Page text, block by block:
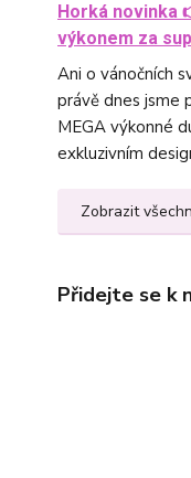
Horká novinka
výkonem za
Ani o vánočních
právě dnes jsme
MEGA výkonné
exkluzivním
Zobrazit
Přidejte se k